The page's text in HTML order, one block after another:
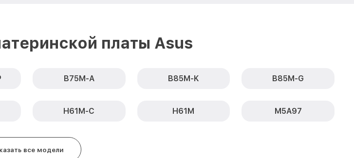
платы Asus
B75M-A B85M-K B85M-G
H61M-C H61M M5A97
все модели